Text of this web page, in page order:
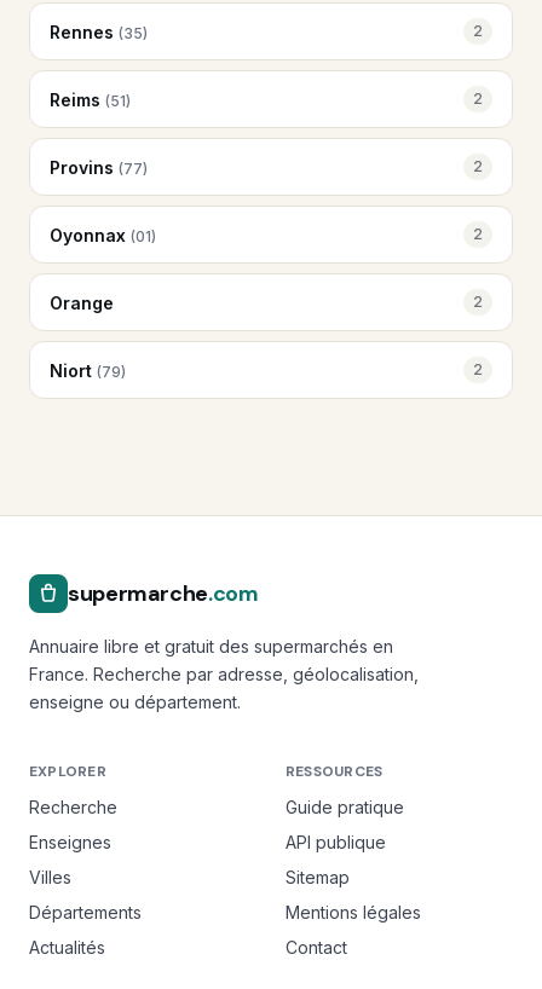
Rennes (35) 2
Reims (51) 2
Provins (77) 2
Oyonnax (01) 2
Orange 2
Niort (79) 2
supermarche.com
Annuaire libre et gratuit des supermarchés en
France. Recherche par adresse, géolocalisation,
enseigne ou département.
EXPLORER
Recherche
Enseignes
Villes
Départements
Actualités
RESSOURCES
Guide pratique
API publique
Sitemap
Mentions légales
Contact